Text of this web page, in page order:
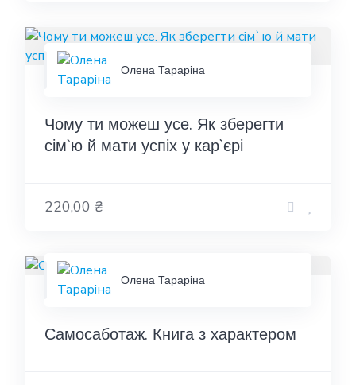
Олена Тараріна
Чому ти можеш усе. Як зберегти
сім`ю й мати успіх у кар`єрі
220,00 ₴
Олена Тараріна
Самосаботаж. Книга з характером